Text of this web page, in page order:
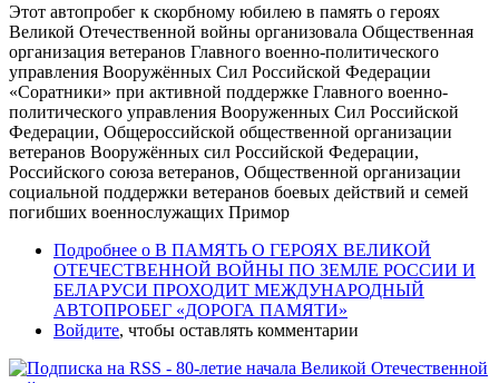
Этот автопробег к скорбному юбилею в память о героях
Великой Отечественной войны организовала Общественная
организация ветеранов Главного военно-политического
управления Вооружённых Сил Российской Федерации
«Соратники» при активной поддержке Главного военно-
политического управления Вооруженных Сил Российской
Федерации, Общероссийской общественной организации
ветеранов Вооружённых сил Российской Федерации,
Российского союза ветеранов, Общественной организации
социальной поддержки ветеранов боевых действий и семей
погибших военнослужащих Примор
Подробнее о В ПАМЯТЬ О ГЕРОЯХ ВЕЛИКОЙ
ОТЕЧЕСТВЕННОЙ ВОЙНЫ ПО ЗЕМЛЕ РОССИИ И
БЕЛАРУСИ ПРОХОДИТ МЕЖДУНАРОДНЫЙ
АВТОПРОБЕГ «ДОРОГА ПАМЯТИ»
Войдите, чтобы оставлять комментарии